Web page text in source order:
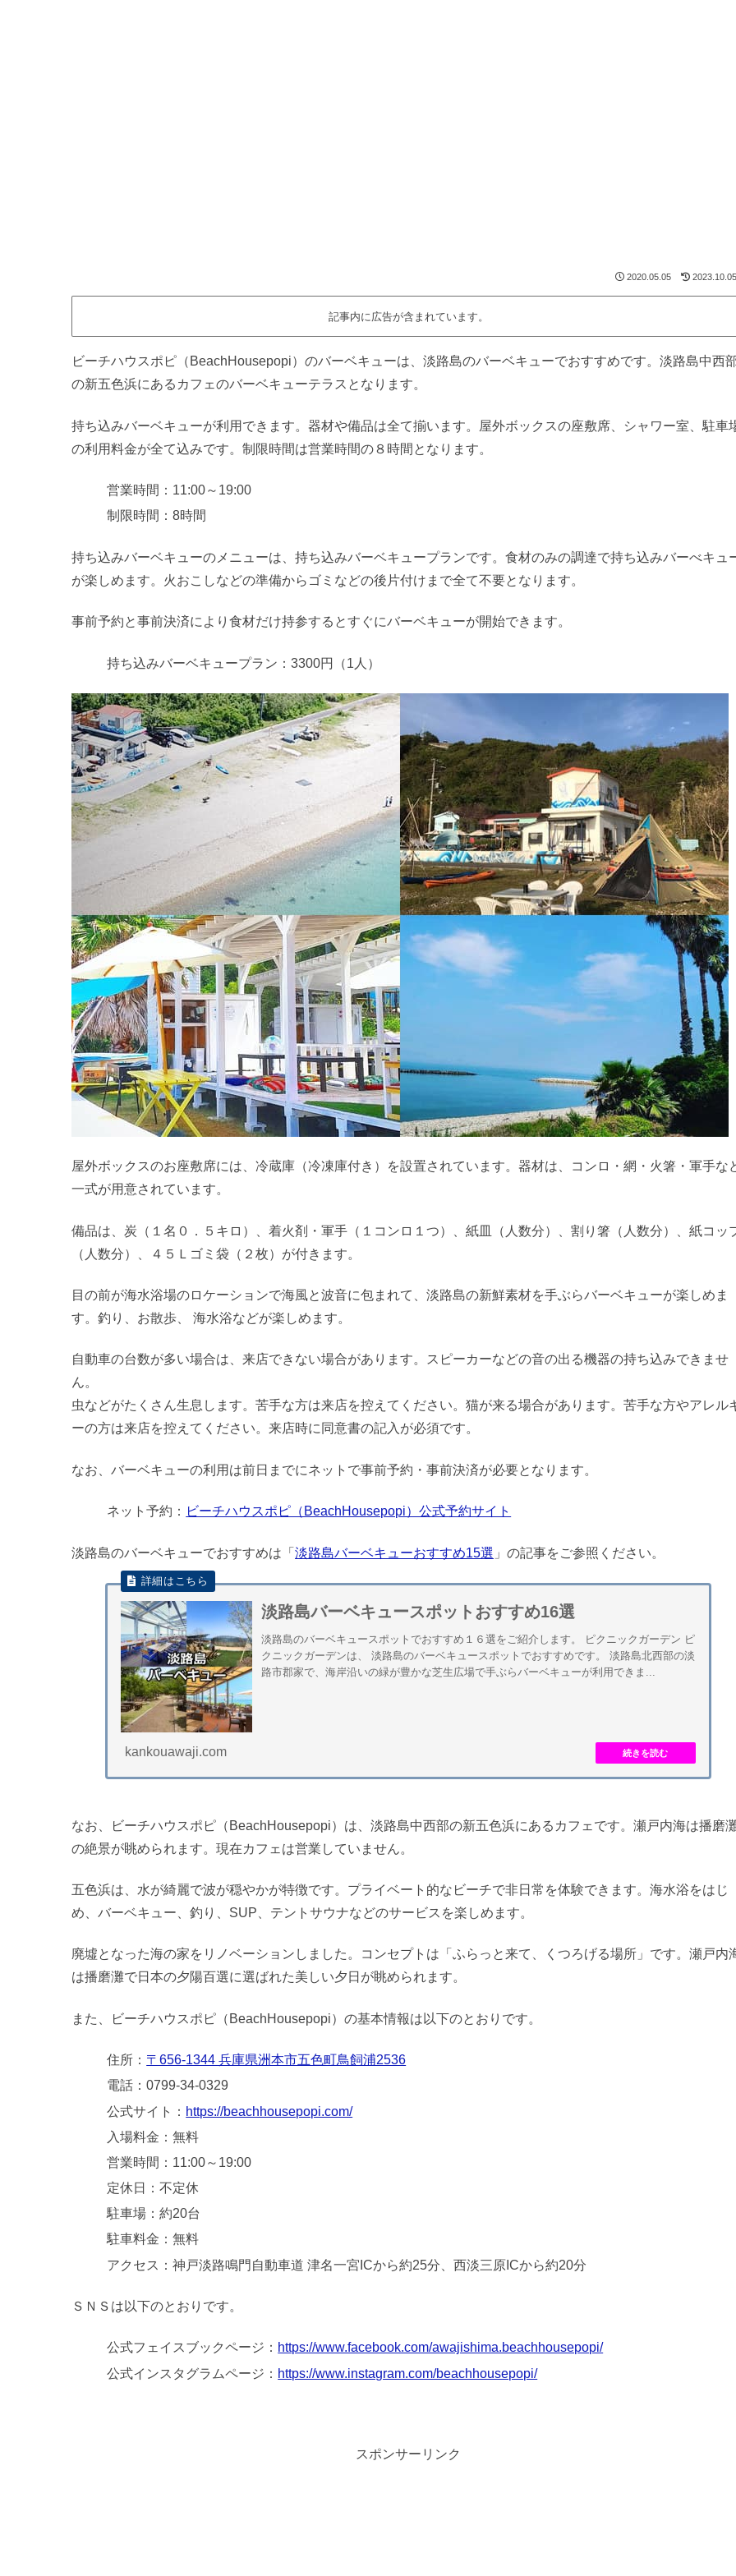
2020.05.05 2023.10.05
記事内に広告が含まれています。
ビーチハウスポピ（BeachHousepopi）のバーベキューは、淡路島のバーベキューでおすすめです。淡路島中西
の新五色浜にあるカフェのバーベキューテラスとなります。
持ち込みバーベキューが利用できます。器材や備品は全て揃います。屋外ボックスの座敷席、シャワー室、駐車
の利用料金が全て込みです。制限時間は営業時間の８時間となります。
営業時間：11:00～19:00
制限時間：8時間
持ち込みバーベキューのメニューは、持ち込みバーベキュープランです。食材のみの調達で持ち込みバーべキュ
が楽しめます。火おこしなどの準備からゴミなどの後片付けまで全て不要となります。
事前予約と事前決済により食材だけ持参するとすぐにバーベキューが開始できます。
持ち込みバーベキュープラン：3300円（1人）
屋外ボックスのお座敷席には、冷蔵庫（冷凍庫付き）を設置されています。器材は、コンロ・網・火箸・軍手な
一式が用意されています。
備品は、炭（１名０．５キロ）、着火剤・軍手（１コンロ１つ）、紙皿（人数分）、割り箸（人数分）、紙コッ
（人数分）、４５Ｌゴミ袋（２枚）が付きます。
目の前が海水浴場のロケーションで海風と波音に包まれて、淡路島の新鮮素材を手ぶらバーベキューが楽しめま
す。釣り、お散歩、 海水浴などが楽しめます。
自動車の台数が多い場合は、来店できない場合があります。スピーカーなどの音の出る機器の持ち込みできませ
ん。
虫などがたくさん生息します。苦手な方は来店を控えてください。猫が来る場合があります。苦手な方やアレル
ーの方は来店を控えてください。来店時に同意書の記入が必須です。
なお、バーベキューの利用は前日までにネットで事前予約・事前決済が必要となります。
ネット予約： ビーチハウスポピ（BeachHousepopi）公式予約サイト
淡路島のバーベキューでおすすめは「 淡路島バーベキューおすすめ15選 」の記事をご参照ください。
淡路島バーベキュースポットおすすめ16選
淡路島のバーベキュースポットでおすすめ１６選をご紹介します。 ピクニックガーデン ピ
クニックガーデンは、 淡路島のバーベキュースポットでおすすめです。 淡路島北西部の淡
路市郡家で、海岸沿いの緑が豊かな芝生広場で手ぶらバーベキューが利用できま...
kankouawaji.com
なお、ビーチハウスポピ（BeachHousepopi）は、淡路島中西部の新五色浜にあるカフェです。瀬戸内海は播磨
の絶景が眺められます。現在カフェは営業していません。
五色浜は、水が綺麗で波が穏やかが特徴です。プライベート的なビーチで非日常を体験できます。海水浴をはじ
め、バーベキュー、釣り、SUP、テントサウナなどのサービスを楽しめます。
廃墟となった海の家をリノベーションしました。コンセプトは「ふらっと来て、くつろげる場所」です。瀬戸内
は播磨灘で日本の夕陽百選に選ばれた美しい夕日が眺められます。
また、ビーチハウスポピ（BeachHousepopi）の基本情報は以下のとおりです。
住所： 〒656-1344 兵庫県洲本市五色町鳥飼浦2536
電話：0799-34-0329
公式サイト： https://beachhousepopi.com/
入場料金：無料
営業時間：11:00～19:00
定休日：不定休
駐車場：約20台
駐車料金：無料
アクセス：神戸淡路鳴門自動車道 津名一宮ICから約25分、西淡三原ICから約20分
ＳＮＳは以下のとおりです。
公式フェイスブックページ： https://www.facebook.com/awajishima.beachhousepopi/
公式インスタグラムページ： https://www.instagram.com/beachhousepopi/
スポンサーリンク